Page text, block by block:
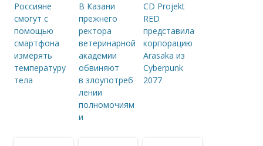
Россияне
смогут с
помощью
смартфона
измерять
температуру
тела
В Казани
прежнего
ректора
ветеринарной
академии
обвиняют
в злоупотреб
лении
полномочиям
и
CD Projekt
RED
представила
корпорацию
Arasaka из
Cyberpunk
2077